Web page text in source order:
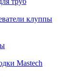
клуппы
Mastech